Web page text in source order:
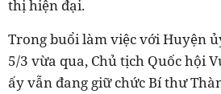
thị hiện đại.
Trong buổi làm việc với Huyện
5/3 vừa qua, Chủ tịch Quốc hội
ấy vẫn đang giữ chức Bí thư